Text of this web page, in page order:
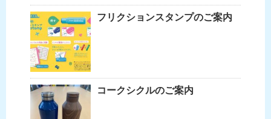
フリクションスタンプのご案内
コークシクルのご案内